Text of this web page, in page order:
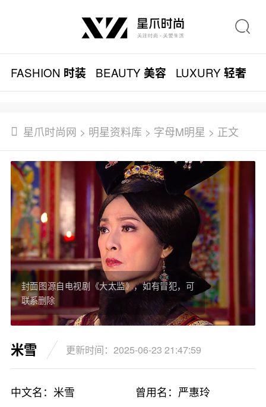
FASHION 时装 BEAUTY美容 LUXURY轻奢
星爪时尚网 > 明星资料库 > 字母M明星 > 正文
封面图源自电视剧《大太监》，如有冒犯，可
联系删除
米雪 更新时间：2025-06-23 21:47:59
中文名：米雪
曾用名：严惠玲